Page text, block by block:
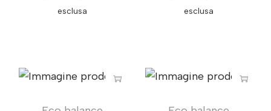
esclusa
esclusa